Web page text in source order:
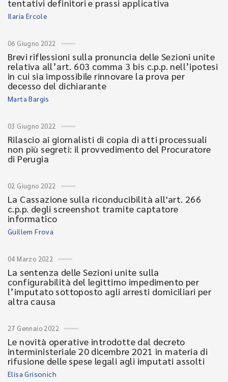
tentativi definitori e prassi applicativa
Ilaria Ercole
06 Giugno 2022
Brevi riflessioni sulla pronuncia delle Sezioni unite
relativa all’art. 603 comma 3 bis c.p.p. nell’ipotesi
in cui sia impossibile rinnovare la prova per
decesso del dichiarante
Marta Bargis
03 Giugno 2022
Rilascio ai giornalisti di copia di atti processuali
non più segreti: il provvedimento del Procuratore
di Perugia
02 Giugno 2022
La Cassazione sulla riconducibilità all'art. 266
c.p.p. degli screenshot tramite captatore
informatico
Guillem Frova
04 Marzo 2022
La sentenza delle Sezioni unite sulla
configurabilità del legittimo impedimento per
l’imputato sottoposto agli arresti domiciliari per
altra causa
27 Gennaio 2022
Le novità operative introdotte dal decreto
interministeriale 20 dicembre 2021 in materia di
rifusione delle spese legali agli imputati assolti
Elisa Grisonich